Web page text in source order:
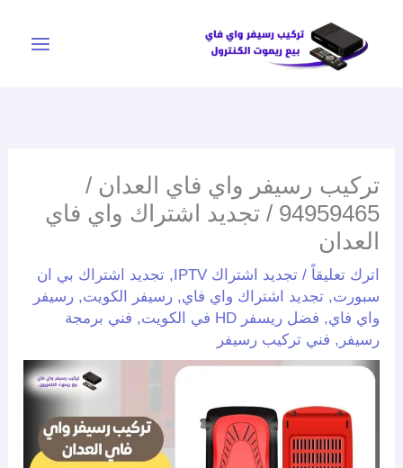
المحتوى
تركيب رسيفر واي فاي العدان /
94959465 / تجديد اشتراك واي فاي
العدان
اترك تعليقاً /تجديد اشتراك IPTV ,تجديد اشتراك بي ان
سبورت,تجديد اشتراك واي فاي,رسيفر الكويت,رسيفر
واي فاي, فضل ريسفر HD في الكويت , فني برمجة
رسيفر , فني تركيب رسيفر